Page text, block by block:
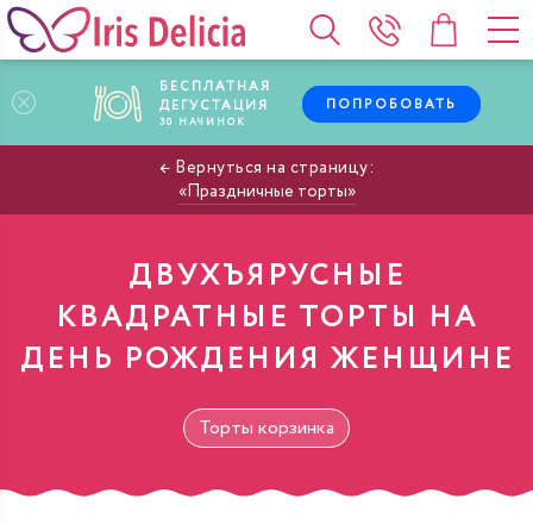
БЕСПЛАТНАЯ
ДЕГУСТАЦИЯ
30 НАЧИНОК
ПОПРОБОВАТЬ
Праздничные торты
ДВУХЪЯРУСНЫЕ
КВАДРАТНЫЕ ТОРТЫ НА
ДЕНЬ РОЖДЕНИЯ ЖЕНЩИНЕ
Торты корзинка